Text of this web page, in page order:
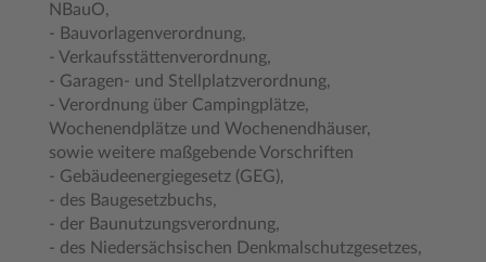
NBauO,
- Bauvorlagenverordnung,
- Verkaufsstättenverordnung,
- Garagen- und Stellplatzverordnung,
- Verordnung über Campingplätze,
Wochenendplätze und Wochenendhäuser,
sowie weitere maßgebende Vorschriften
- Gebäudeenergiegesetz (GEG),
- des Baugesetzbuchs,
- der Baunutzungsverordnung,
- des Niedersächsischen Denkmalschutzgesetzes,